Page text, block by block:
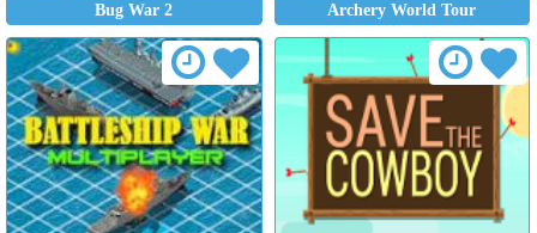
Bug War 2 Archery World Tour